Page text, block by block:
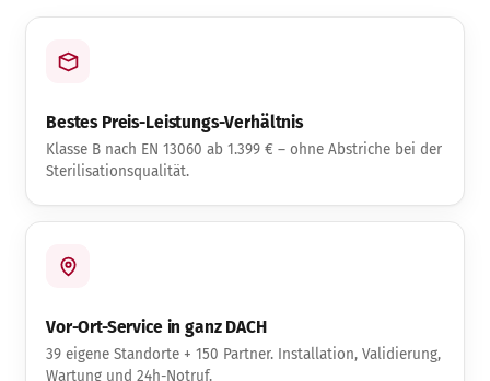
Bestes Preis-Leistungs-Verhältnis
Klasse B nach EN 13060 ab 1.399 € – ohne Abstriche bei der
Sterilisationsqualität.
Vor-Ort-Service in ganz DACH
39 eigene Standorte + 150 Partner. Installation, Validierung,
Wartung und 24h-Notruf.